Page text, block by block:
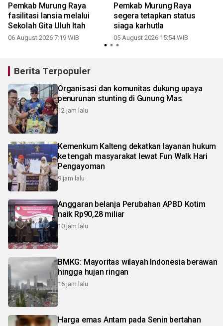
Pemkab Murung Raya
fasilitasi lansia melalui
Sekolah Gita Uluh Itah
06 August 2026 7:19 WIB
Pemkab Murung Raya
segera tetapkan status
siaga karhutla
05 August 2026 15:54 WIB
Berita Terpopuler
Organisasi dan komunitas dukung upaya
penurunan stunting di Gunung Mas
12 jam lalu
Kemenkum Kalteng dekatkan layanan hukum
ke tengah masyarakat lewat Fun Walk Hari
Pengayoman
9 jam lalu
Anggaran belanja Perubahan APBD Kotim
naik Rp90,28 miliar
10 jam lalu
BMKG: Mayoritas wilayah Indonesia berawan
hingga hujan ringan
16 jam lalu
Harga emas Antam pada Senin bertahan